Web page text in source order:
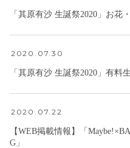
「其原有沙 生誕祭2020」お花
2020.07.30
「其原有沙 生誕祭2020」有料
2020.07.22
【WEB掲載情報】「
G」